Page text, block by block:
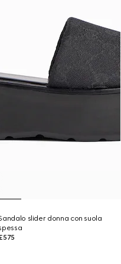
slider donna con suola